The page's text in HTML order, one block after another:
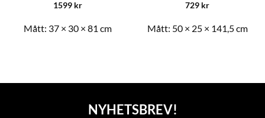
1599 kr
Mått: 37 × 30 × 81 cm
729 kr
Mått: 50 × 25 × 141,5 cm
NYHETSBREV!